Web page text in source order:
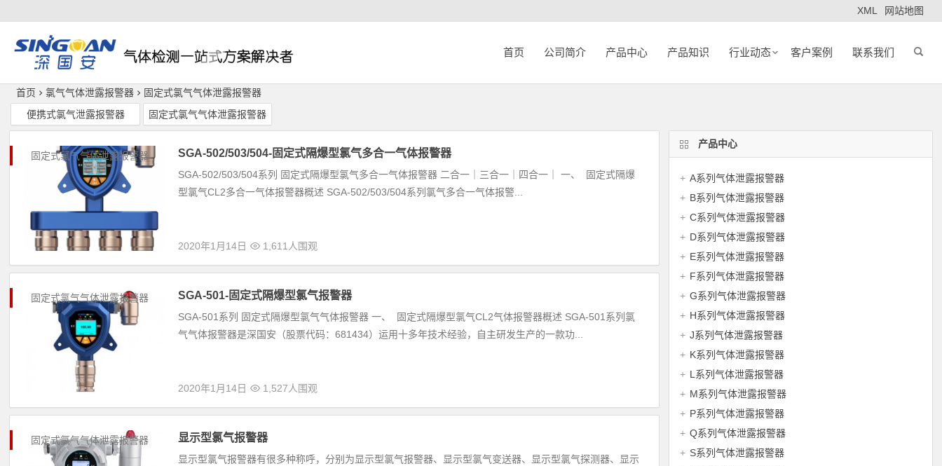
XML 网站地图
深国安
首页 公司简介 产品中心 产品知识 行业动态 客户案例 联系我们
首页 氯气气体泄露报警器
固定式氯气气体泄露报警器
便携式氯气泄露报警器
固定式氯气气体泄露报警器
固定式氯气气体泄露报警器 SGA-502/503/504-固定式隔爆型氯气多合一气体报警器
SGA-502/503/504系列 固定式隔爆型氯气多合一气体报警器 二合一｜三合一｜四合一｜ 一、 固定式隔爆
型氯气CL2多合一气体报警器概述 SGA-502/503/504系列氯气多合一气体报警...
2020年1月14日 1,611人围观 阅读全文
固定式氯气气体泄露报警器 SGA-501-固定式隔爆型氯气报警器
SGA-501系列 固定式隔爆型氯气气体报警器 一、 固定式隔爆型氯气CL2气体报警器概述 SGA-501系列氯
气气体报警器是深国安（股票代码：681434）运用十多年技术经验，自主研发生产的一款功...
2020年1月14日 1,527人围观
固定式氯气气体泄露报警器 显示型氯气报警器
显示型氯气报警器有很多种称呼，分别为显示型氯气报警器、显示型氯气变送器、显示型氯气探测器、显示
产品中心
A系列气体泄露报警器
B系列气体泄露报警器
C系列气体泄露报警器
D系列气体泄露报警器
E系列气体泄露报警器
F系列气体泄露报警器
G系列气体泄露报警器
H系列气体泄露报警器
J系列气体泄露报警器
K系列气体泄露报警器
L系列气体泄露报警器
M系列气体泄露报警器
P系列气体泄露报警器
Q系列气体泄露报警器
S系列气体泄露报警器